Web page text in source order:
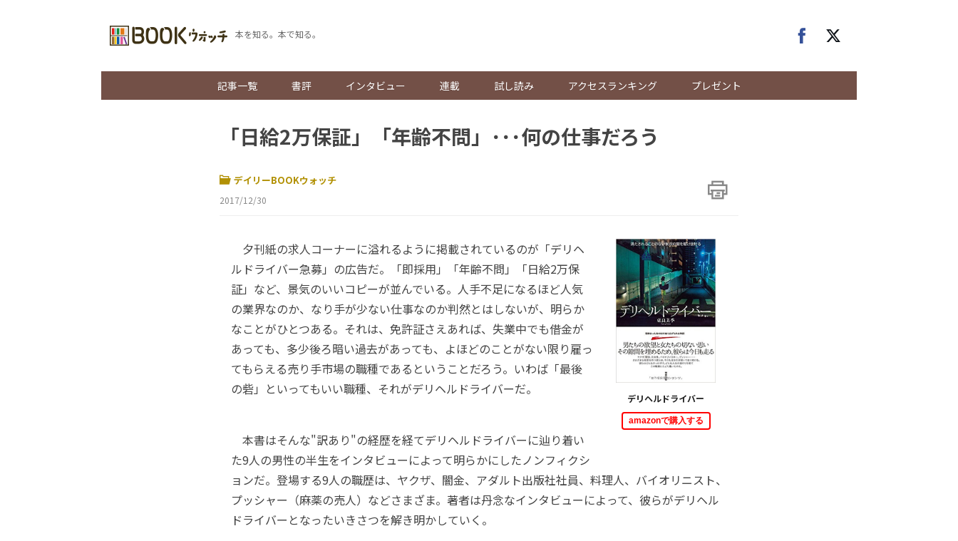
本を知る。本で知る。
記事一覧 書評 インタビュー 連載 試し読み アクセスランキング プレゼント
「日給2万保証」「年齢不問」･･･何の仕事だろう
デイリーBOOKウォッチ
2017/12/30
デリヘルドライバー
amazonで購入する
夕刊紙の求人コーナーに溢れるように掲載されているのが「デリヘ
ルドライバー急募」の広告だ。「即採用」「年齢不問」「日給2万保
証」など、景気のいいコピーが並んでいる。人手不足になるほど人気
の業界なのか、なり手が少ない仕事なのか判然とはしないが、明らか
なことがひとつある。それは、免許証さえあれば、失業中でも借金が
あっても、多少後ろ暗い過去があっても、よほどのことがない限り雇っ
てもらえる売り手市場の職種であるということだろう。いわば「最後
の砦」といってもいい職種、それがデリヘルドライバーだ。
本書はそんな"訳あり"の経歴を経てデリヘルドライバーに辿り着い
た9人の男性の半生をインタビューによって明らかにしたノンフィクシ
ョンだ。登場する9人の職歴は、ヤクザ、闇金、アダルト出版社社員、料理人、バイオリニスト、
プッシャー（麻薬の売人）などさまざま。著者は丹念なインタビューによって、彼らがデリヘル
ドライバーとなったいきさつを解き明かしていく。